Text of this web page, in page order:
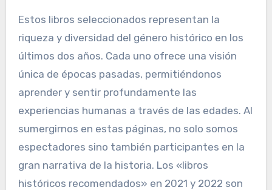
Estos libros seleccionados representan la
riqueza y diversidad del género histórico en los
últimos dos años. Cada uno ofrece una visión
única de épocas pasadas, permitiéndonos
aprender y sentir profundamente las
experiencias humanas a través de las edades. Al
sumergirnos en estas páginas, no solo somos
espectadores sino también participantes en la
gran narrativa de la historia. Los «libros
históricos recomendados» en 2021 y 2022 son